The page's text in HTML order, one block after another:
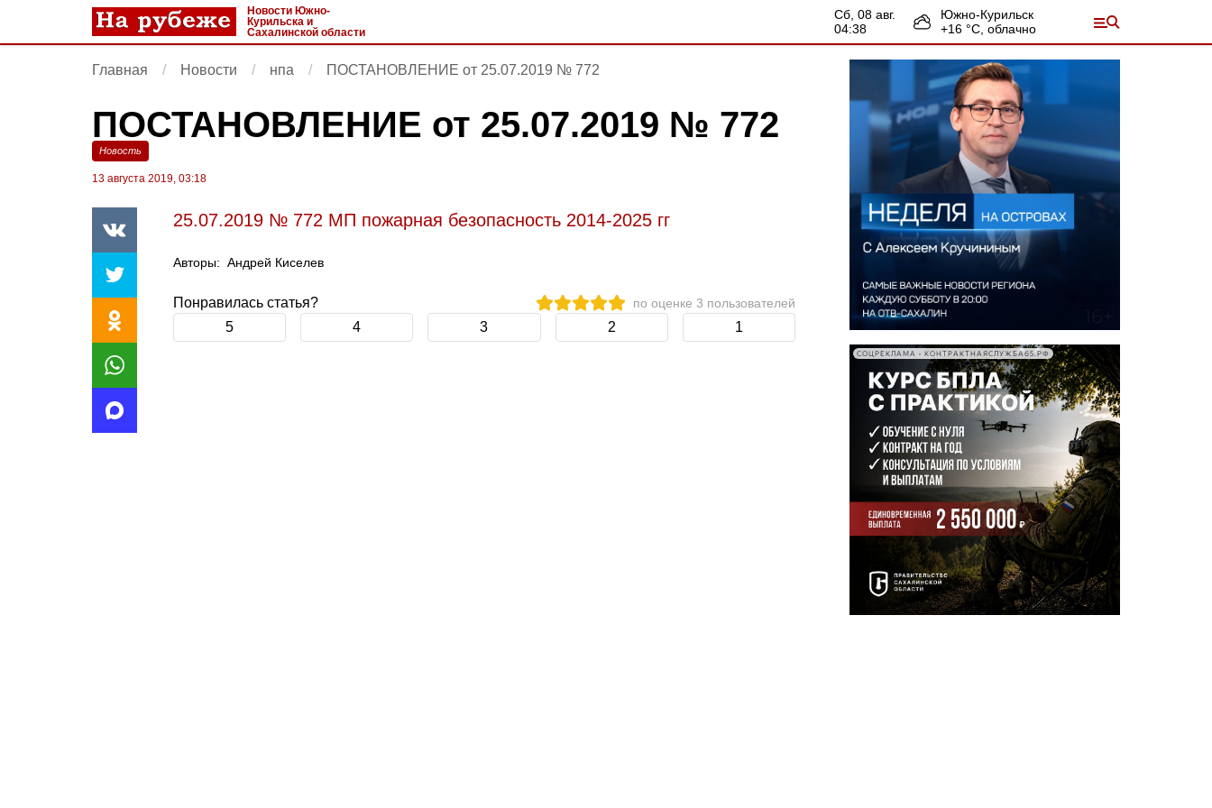
Новости Южно-
Курильска и
Сахалинской области
сб, 08 авг.
04:38
Южно-Курильск
+16 °С, облачно
Главная Новости нпа ПОСТАНОВЛЕНИЕ от 25.07.2019 № 772
ПОСТАНОВЛЕНИЕ от 25.07.2019 № 772
Новость
13 августа 2019, 03:18
25.07.2019 № 772 МП пожарная безопасность 2014-2025 гг
Авторы: Андрей Киселев
Понравилась статья? по оценке 3 пользователей
5 4 3 2 1
СОЦРЕКЛАМА • КОНТРАКТНАЯСЛУЖБА65.РФ